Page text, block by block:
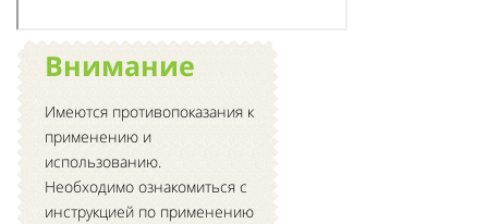
Внимание
Имеются противопоказания к
применению и
использованию.
Необходимо ознакомиться с
инструкцией по применению